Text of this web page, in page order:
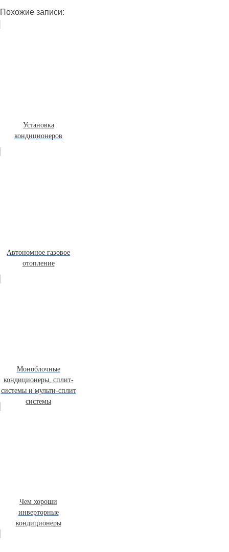
Похожие записи:
Установка
кондиционеров
Автономное газовое
отопление
Моноблочные
кондиционеры, сплит-
системы и мульти-сплит
системы
Чем хороши
инверторные
кондиционеры